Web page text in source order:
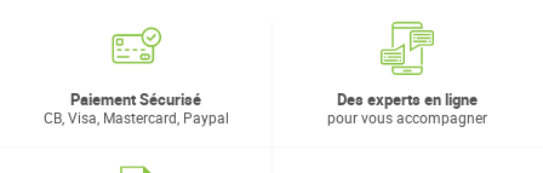
Paiement Sécurisé
CB, Visa, Mastercard, Paypal
Des experts en ligne
pour vous accompagner